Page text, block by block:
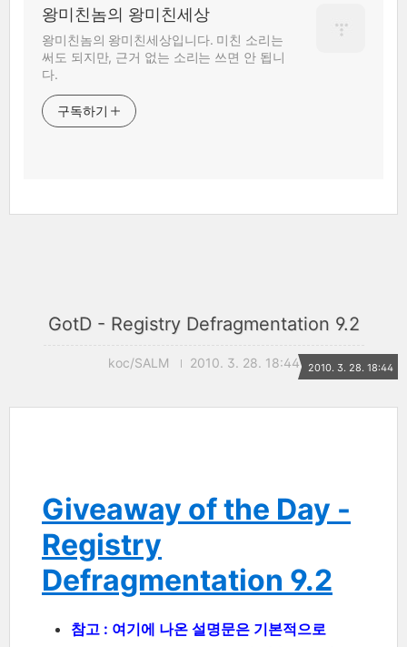
왕미친놈의 왕미친세상
왕미친놈의 왕미친세상입니다. 미친 소리는
써도 되지만, 근거 없는 소리는 쓰면 안 됩니
다.
구독하기
GotD - Registry Defragmentation 9.2
koc/SALM 2010. 3. 28. 18:44 2010. 3. 28. 18:44
Giveaway of the Day -
Registry
Defragmentation 9.2
참고 : 여기에 나온 설명문은 기본적으로